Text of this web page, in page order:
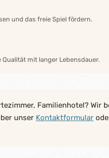
und das freie Spiel fördern.
mit langer Lebensdauer.
Familienhotel? Wir
unser Kontaktformular